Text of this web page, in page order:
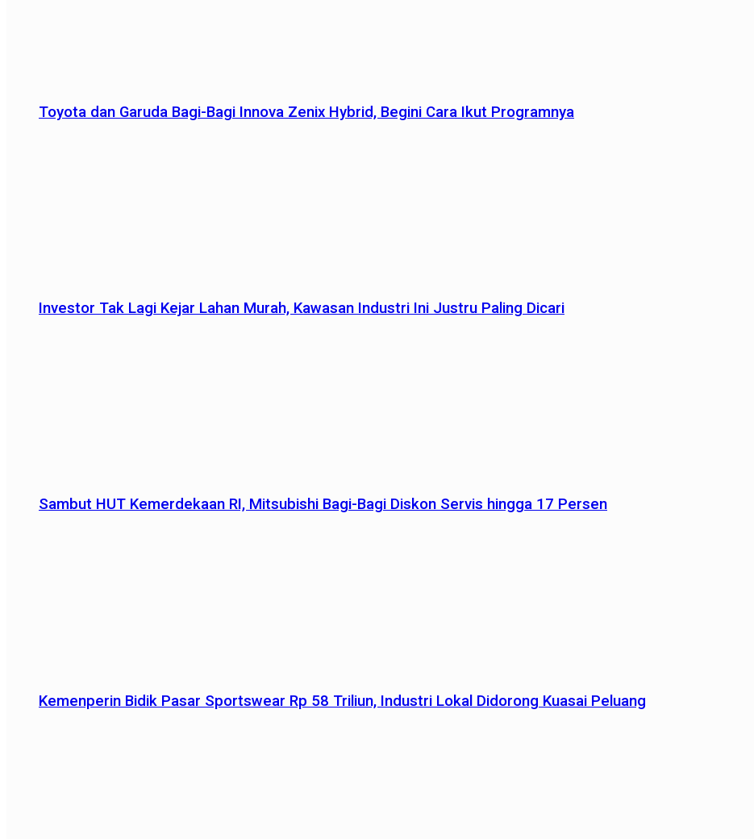
Toyota dan Garuda Bagi-Bagi Innova Zenix Hybrid, Begini Cara Ikut Programnya
Investor Tak Lagi Kejar Lahan Murah, Kawasan Industri Ini Justru Paling Dicari
Sambut HUT Kemerdekaan RI, Mitsubishi Bagi-Bagi Diskon Servis hingga 17 Persen
Kemenperin Bidik Pasar Sportswear Rp 58 Triliun, Industri Lokal Didorong Kuasai Peluang